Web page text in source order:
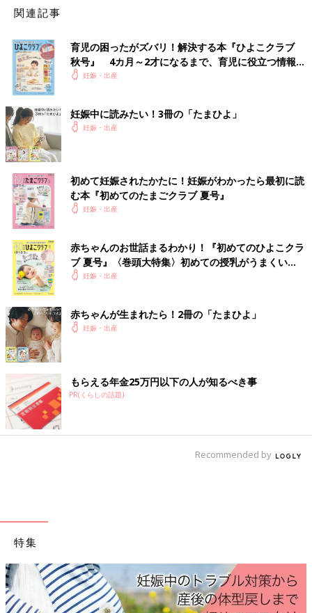
関連記事
育児の困ったがズバリ！解決する本『ひよこクラブ
秋号』 4カ月～2才になるまで、育児に役立つ情報が
いっぱい！
妊娠・出産
妊娠中に読みたい！3冊の「たまひよ」
妊娠・出産
初めて妊娠されたかたに！妊娠がわかったら最初に読
む本『初めてのたまごクラブ 夏号』
妊娠・出産
赤ちゃんのお世話まるわかり！『初めてのひよこクラ
ブ 夏号』〈巻頭大特集〉初めての授乳がうまくい
く！ おっぱい・ミルクの基本と夏のトラブル 解決テ
妊娠・出産
赤ちゃんが生まれたら！2冊の「たまひよ」
妊娠・出産
もらえる年金25万円以下の人が知るべき事
PR(くらしの話題)
Recommended by
特集